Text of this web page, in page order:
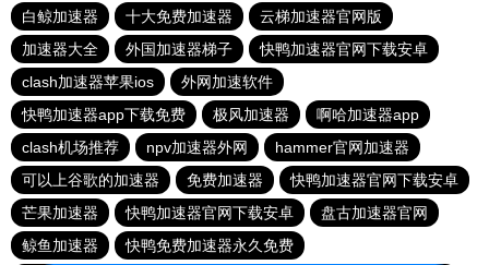
白鲸加速器
十大免费加速器
云梯加速器官网版
加速器大全
外国加速器梯子
快鸭加速器官网下载安卓
clash加速器苹果ios
外网加速软件
快鸭加速器app下载免费
极风加速器
啊哈加速器app
clash机场推荐
npv加速器外网
hammer官网加速器
可以上谷歌的加速器
免费加速器
快鸭加速器官网下载安卓
芒果加速器
快鸭加速器官网下载安卓
盘古加速器官网
鲸鱼加速器
快鸭免费加速器永久免费